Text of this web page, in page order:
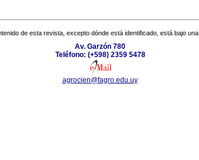
de esta revista, excepto dónde está identificado, está bajo una
Av. Garzón 780
Teléfono: (+598) 2359 5478
agrocien@fagro.edu.uy